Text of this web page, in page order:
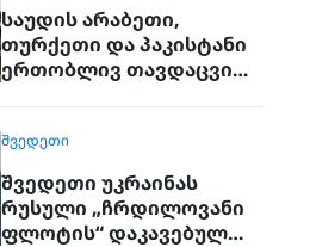
საუდის არაბეთი,
თურქეთი და პაკისტანი
ერთობლივ თავდაცვით
ᲨᲕᲔᲓᲔᲗᲘ
შვედეთი უკრაინას
რუსული „ჩრდილოვანი
ფლოტის“ დაკავებულ